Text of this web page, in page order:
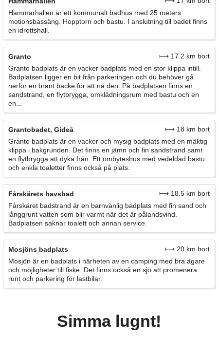
Hammarhallen är ett kommunalt badhus med 25 meters
motionsbassäng. Hopptorn och bastu. I anslutning till badet finns
en idrottshall.
Granto
⟼ 17.2 km bort
Granto badplats är en vacker badplats med en stor klippa intill.
Badplatsen ligger en bit från parkeringen och du behöver gå
nerför en brant backe för att nå den. På badplatsen finns en
sandstrand, en flytbrygga, omklädningsrum med bastu och en
en...
Grantobadet, Gideå
⟼ 18 km bort
Granto badplats är en vacker och mysig badplats med en mäktig
klippa i bakgrunden. Det finns en jämn och fin sandstrand samt
en flytbrygga att dyka från. Ett ombyteshus med vedeldad bastu
och enkla toaletter finns också på plats.
Fårskärets havsbad
⟼ 18.5 km bort
Fårskäret badstrand är en barnvänlig badplats med fin sand och
långgrunt vatten som blir varmt när det är pålandsvind.
Badplatsen saknar toalett och annan service.
Mosjöns badplats
⟼ 20 km bort
Mosjön är en badplats i närheten av en camping med bra ägare
och möjligheter till fiske. Det finns också en sjö att promenera
runt och parkering för lastbilar.
Simma lugnt!